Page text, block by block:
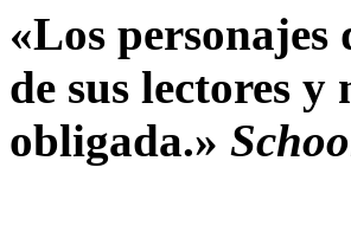
«Los
de sus lectores
obligada.»